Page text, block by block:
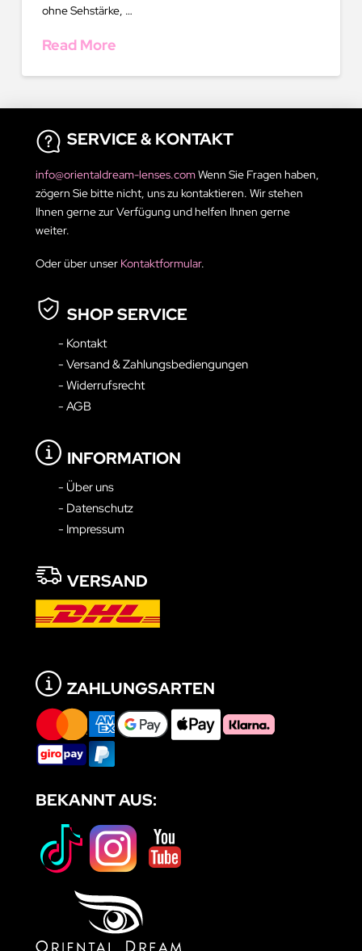
ohne Sehstärke, …
Read More
SERVICE & KONTAKT
info@orientaldream-lenses.comWenn Sie Fragen haben,
zögern Sie bitte nicht, uns zu kontaktieren. Wir stehen
Ihnen gerne zur Verfügung und helfen Ihnen gerne
weiter.
Oder über unser Kontaktformular.
SHOP SERVICE
- Kontakt
- Versand & Zahlungsbediengungen
- Widerrufsrecht
- AGB
INFORMATION
- Über uns
- Datenschutz
- Impressum
VERSAND
ZAHLUNGSARTEN
BEKANNT AUS: